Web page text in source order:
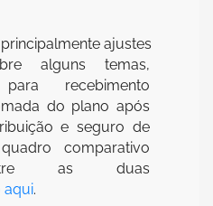
ajustes
alguns temas,
recebimento
do plano após
e seguro de
comparativo
as duas
aqui.